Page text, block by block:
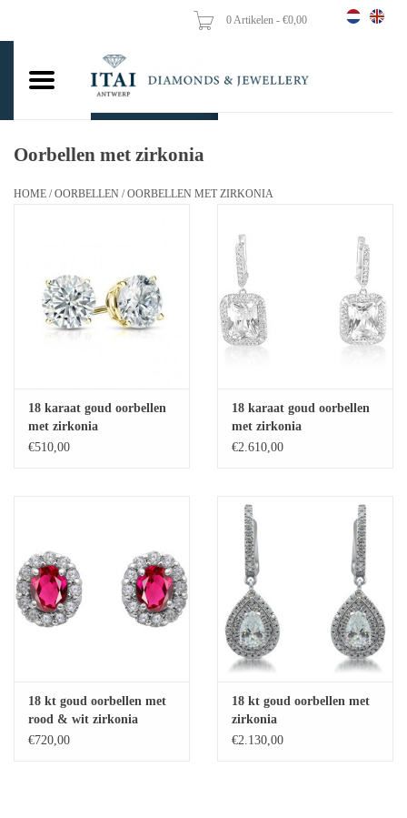
0 Artikelen - €0,00
Trouwringen
Oorbellen
Vrouw ringen
Baby Armbanden
Merken
Oorbellen met zirkonia
HOME /OORBELLEN /OORBELLEN MET ZIRKONIA
18 karaat goud oorbellen
met zirkonia
€510,00
18 karaat goud oorbellen
met zirkonia
€2.610,00
18 kt goud oorbellen met
rood & wit zirkonia
€720,00
18 kt goud oorbellen met
zirkonia
€2.130,00